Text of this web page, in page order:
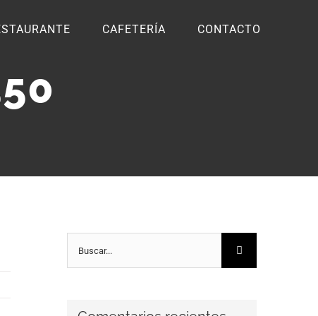
CAFETERÍA CONTACTO